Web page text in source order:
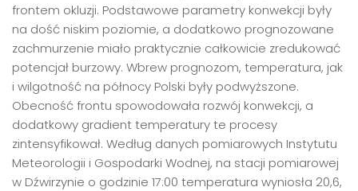
frontem okluzji. Podstawowe parametry konwekcji były
na dość niskim poziomie, a dodatkowo prognozowane
zachmurzenie miało praktycznie całkowicie zredukować
potencjał burzowy. Wbrew prognozom, temperatura, jak
i wilgotność na północy Polski były podwyższone.
Obecność frontu spowodowała rozwój konwekcji, a
dodatkowy gradient temperatury te procesy
zintensyfikował. Według danych pomiarowych Instytutu
Meteorologii i Gospodarki Wodnej, na stacji pomiarowej
w Dźwirzynie o godzinie 17:00 temperatura wyniosła 20,6,